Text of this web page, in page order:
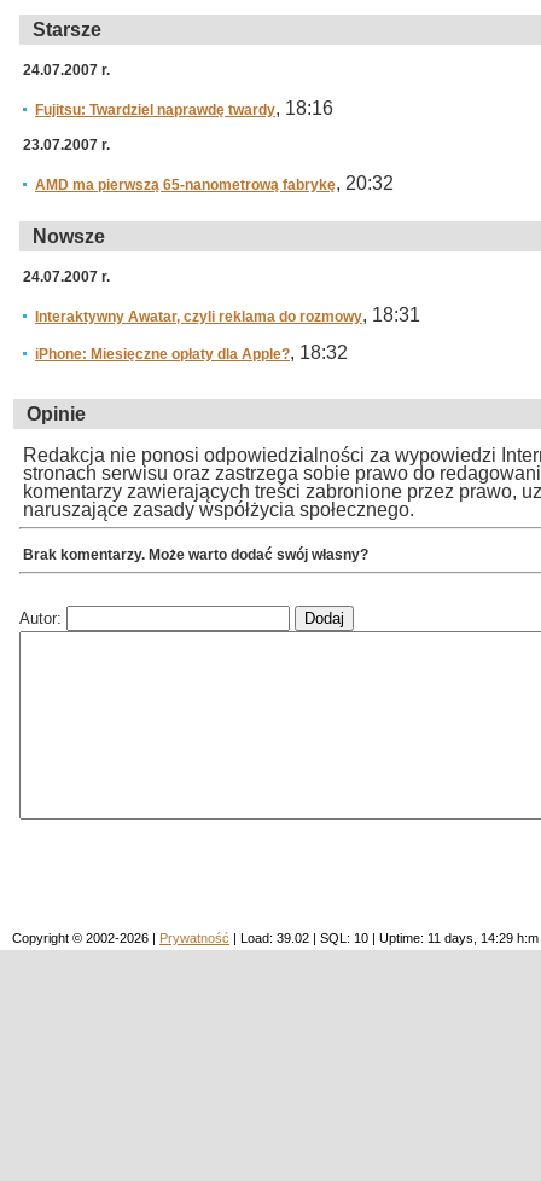
Starsze
24.07.2007 r.
Fujitsu: Twardziel naprawdę twardy, 18:16
23.07.2007 r.
AMD ma pierwszą 65-nanometrową fabrykę, 20:32
Nowsze
24.07.2007 r.
Interaktywny Awatar, czyli reklama do rozmowy, 18:31
iPhone: Miesięczne opłaty dla Apple?, 18:32
Opinie
Redakcja nie ponosi odpowiedzialności za wypowiedzi
stronach serwisu oraz zastrzega sobie prawo do
komentarzy zawierających treści zabronione przez prawo,
naruszające zasady współżycia społecznego.
Brak komentarzy. Może warto dodać swój własny?
Autor:
Copyright © 2002-2026 | Prywatność | Load: 39.02 | SQL: 10 | Uptime: 11 days, 14:29